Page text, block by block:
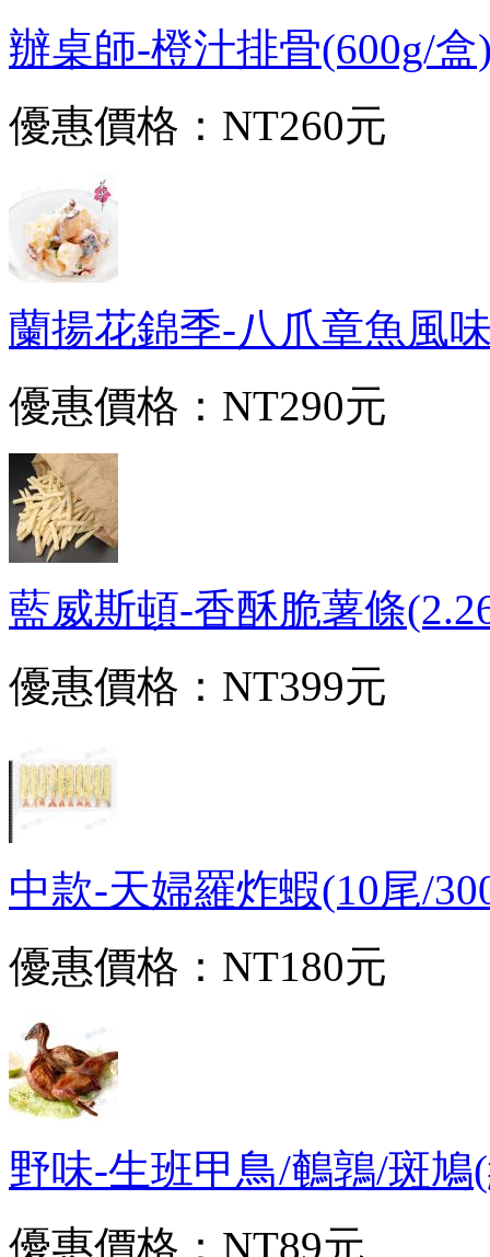
辦桌師-橙汁排骨(600g/盒
優惠價格： NT260元
蘭揚花錦季-八爪章魚風
優惠價格： NT290元
藍威斯頓-香酥脆薯條
優惠價格： NT399元
中款-天婦羅炸蝦(10尾/
優惠價格： NT180元
野味-生班甲鳥/鵪鶉/斑鳩
優惠價格： NT89元